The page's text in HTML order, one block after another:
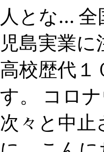
人とな...
児島実業
高校歴代１
す。 コロ
次々と中